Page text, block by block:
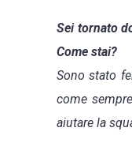
Sei tornato
Come stai?
Sono stato
come
aiutare la